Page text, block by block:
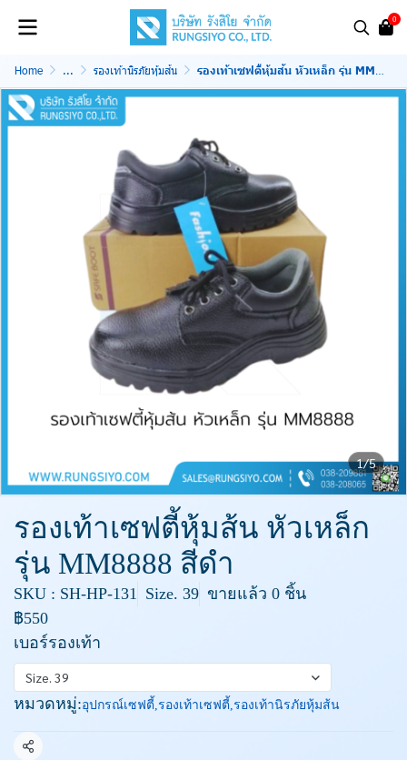
0
Home ... รองเท้านิรภัยหุ้มส้น รองเท้าเซฟตี้หุ้มส้น หัวเหล็ก รุ่น MM8888 สีดำ
1/5
รองเท้าเซฟตี้หุ้มส้น หัวเหล็ก
รุ่น MM8888 สีดำ
SKU : SH-HP-131 Size. 39 ขายแล้ว 0 ชิ้น
฿550
เบอร์รองเท้า
Size. 39
หมวดหมู่:อุปกรณ์เซฟตี้,รองเท้าเซฟตี้,รองเท้านิรภัยหุ้มส้น
แชร์